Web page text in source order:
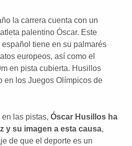
la carrera cuenta con un
palentino Óscar. Este
tiene en su palmarés
europeos, así como el
en pista cubierta. Husillos
en los Juegos Olímpicos de
las pistas, Óscar Husillos ha
y su imagen a esta causa,
de que el deporte es un